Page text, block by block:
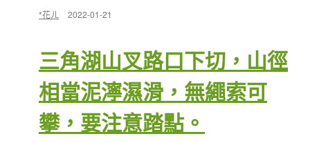
*花ㄦ 2022-01-21
三角湖山叉路口下切，山徑
相當泥濘濕滑，無繩索可
攀，要注意踏點。